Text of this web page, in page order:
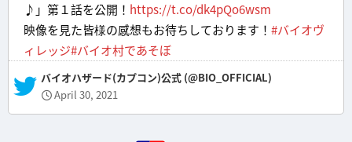
♪」第１話を公開！ https://t.co/dk4pQo6wsm
映像を見た皆様の感想もお待ちしております！ #バイオヴ
ィレッジ#バイオ村であそぼ
— バイオハザード(カプコン)公式 (@BIO_OFFICIAL)
April 30, 2021